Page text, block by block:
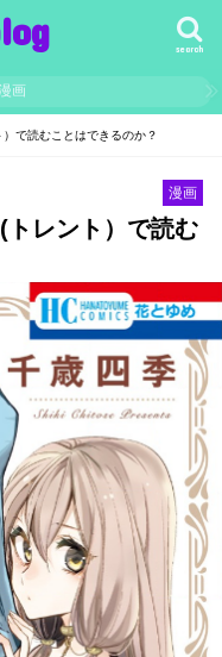
search
画
で読むことはできるのか？
漫画
レント）で読む